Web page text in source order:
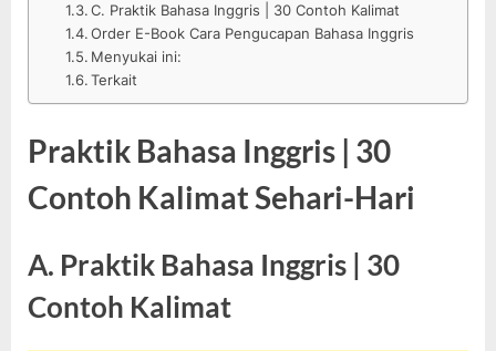
C. Praktik Bahasa Inggris | 30 Contoh Kalimat
Order E-Book Cara Pengucapan Bahasa Inggris
Menyukai ini:
Terkait
Praktik Bahasa Inggris | 30
Contoh Kalimat Sehari-Hari
A. Praktik Bahasa Inggris | 30
Contoh Kalimat